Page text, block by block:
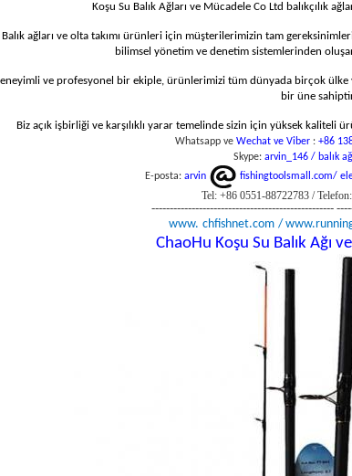
Koşu Su Balık Ağları ve Mücadele Co Ltd balıkçılık
Balık ağları ve olta takımı ürünleri için müşterilerimizin tam
bilimsel yönetim ve denetim sistemlerinden
ve profesyonel bir ekiple, ürünlerimizi tüm dünyada birçok ülke
bir üne
Biz açık işbirliği ve karşılıklı yarar temelinde sizin için yüksek
Whatsapp ve Wechat veViber: +86
Skype: arvin_146 / balık
E-posta: arvin fishingtoolsmall.com/
Tel: +86 0551-88722783 /
--------------------------------------------------
www. chfishnet.com /
ChaoHu Koşu Su Balık Ağı